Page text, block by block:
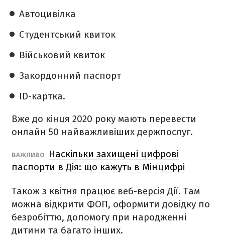
Автоцивілка
Студентський квиток
Військовий квиток
Закордонний паспорт
ID-картка.
Вже до кінця 2020 року мають перевести
онлайн 50 найважливіших держпослуг.
ВАЖЛИВО
Наскільки захищені цифрові
паспорти в Дія: що кажуть в Мінцифрі
Також з квітня працює веб-версія Дії. Там
можна відкрити ФОП, оформити довідку по
безробіттю, допомогу при народженні
дитини та багато інших.